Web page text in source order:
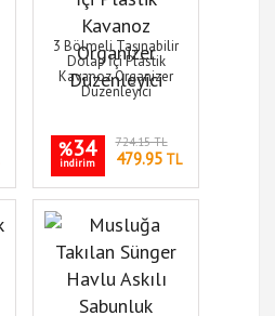
3 Bölmeli Taşınabilir
Dolap İçi Plastik
Kavanoz Organizer
Düzenleyici
%34
indirim
724.15 TL
479.95TL